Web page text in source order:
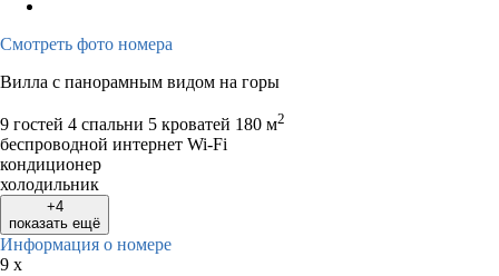
Смотреть фото номера
Вилла с панорамным видом на горы
9 гостей 4 спальни 5 кроватей 180 м2
беспроводной интернет Wi-Fi
кондиционер
холодильник
+4
показать ещё
Информация о номере
9 x